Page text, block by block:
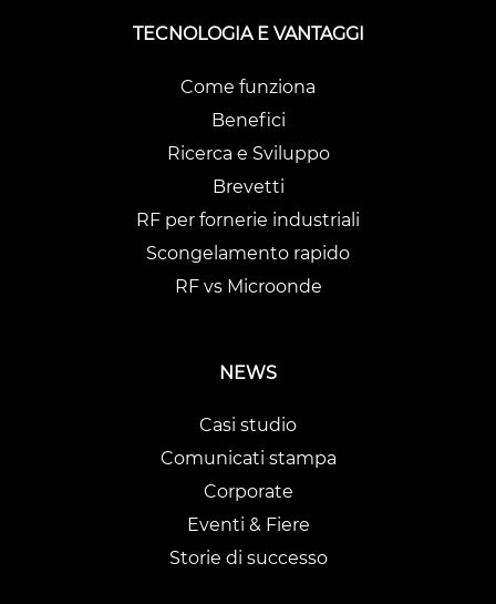
TECNOLOGIA E VANTAGGI
Come funziona
Benefici
Ricerca e Sviluppo
Brevetti
RF per fornerie industriali
Scongelamento rapido
RF vs Microonde
NEWS
Casi studio
Comunicati stampa
Corporate
Eventi & Fiere
Storie di successo